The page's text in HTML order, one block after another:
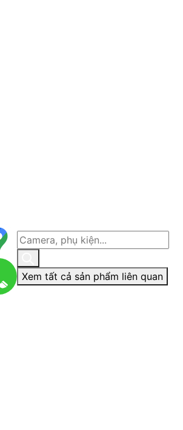
Xem tất cả sản phẩm liên quan